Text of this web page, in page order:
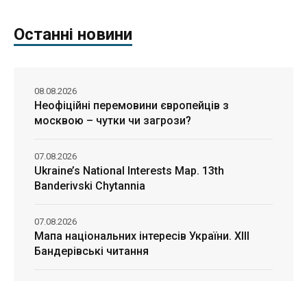
Останні новини
Неофіційні перемовини європейців з
москвою – чутки чи загрози?
08.08.2026
Ukraine’s National Interests Map. 13th
Banderivski Chytannia
07.08.2026
Мапа національних інтересів України. ХІІІ
Бандерівські читання
07.08.2026